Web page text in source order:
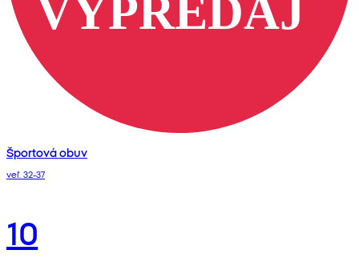
Športová obuv
veľ. 32-37
10